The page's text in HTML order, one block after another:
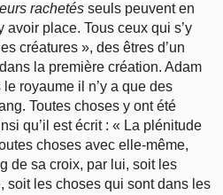
rachetés seuls peuvent en
place. Tous ceux qui s’y
créatures », des êtres d’un
la première création. Adam
royaume il n’y a que des
Toutes choses y ont été
qu’il est écrit : « La plénitude
choses avec elle-même,
de sa croix, par lui, soit les
soit les choses qui sont dans les